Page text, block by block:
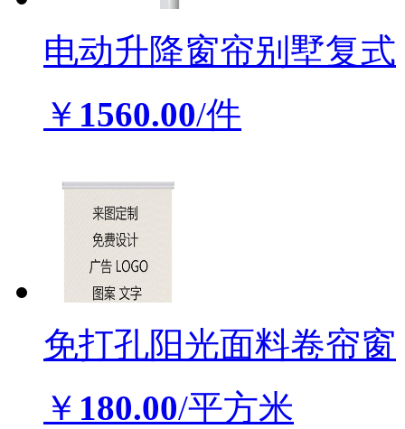
电动升降窗帘别墅复式
免打孔阳光面料卷帘窗